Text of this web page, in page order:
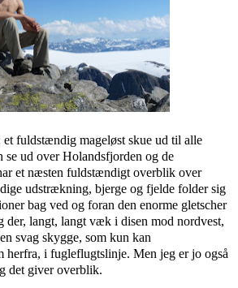
fuldstændig mageløst skue ud til alle
se ud over Holandsfjorden og de
et næsten fuldstændigt overblik over
udstrækning, bjerge og fjelde folder sig
bag ved og foran den enorme gletscher
der, langt, langt væk i disen mod nordvest,
svag skygge, som kun kan
i fugleflugtslinje. Men jeg er jo også
det giver overblik.